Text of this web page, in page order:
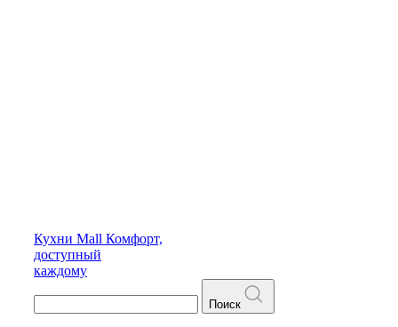
Кухни Mall Комфорт,
доступный
каждому
Поиск